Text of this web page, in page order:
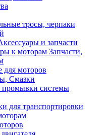
тросы, черпаки
и запчасти
Запчасти,
моторов
Смазки
промывки системы
для транспортировки